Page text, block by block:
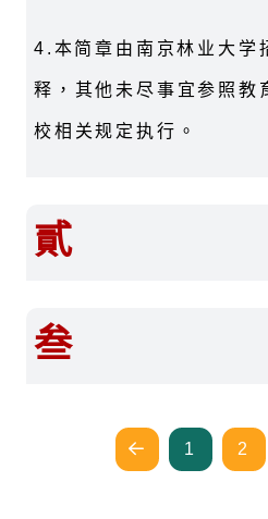
4. 本简章由南京林业大学
释，其他未尽事宜参照教
校相关规定执行。
貳
叁
1 2